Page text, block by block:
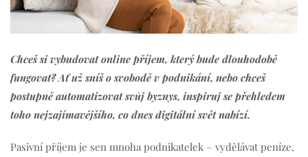
Chceš si vybudovat online příjem, který bude dlouhodobě
fungovat? Ať už sníš o svobodě v podnikání, nebo chceš
postupně automatizovat svůj byznys, inspiruj se přehledem
toho nejzajímavějšího, co dnes digitální svět nabízí.
Pasivní příjem je sen mnoha podnikatelek – vydělávat peníze,